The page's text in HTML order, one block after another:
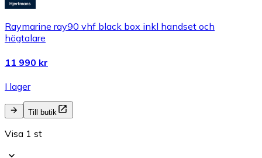
Raymarine ray90 vhf black box inkl handset och
högtalare
11 990 kr
I lager
Till butik
Visa 1 st